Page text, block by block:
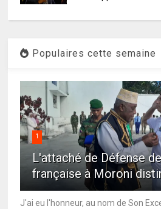
Populaires cette semaine
1
L'attaché de Défense
française à Moroni
J'ai eu l'honneur, au nom de Son